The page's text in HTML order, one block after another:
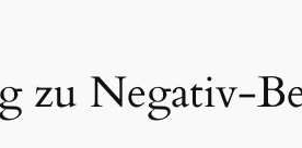
zu Negativ-